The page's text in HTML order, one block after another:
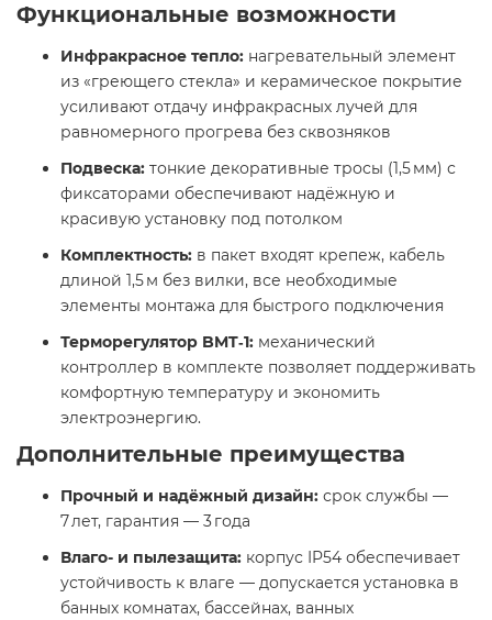
Функциональные возможности
Инфракрасное тепло: нагревательный элемент
из «греющего стекла» и керамическое покрытие
усиливают отдачу инфракрасных лучей для
равномерного прогрева без сквозняков
Подвеска: тонкие декоративные тросы (1,5 мм) с
фиксаторами обеспечивают надёжную и
красивую установку под потолком
Комплектность: в пакет входят крепеж, кабель
длиной 1,5 м без вилки, все необходимые
элементы монтажа для быстрого подключения
Терморегулятор BMT‑1: механический
контроллер в комплекте позволяет поддерживать
комфортную температуру и экономить
электроэнергию.
Дополнительные преимущества
Прочный и надёжный дизайн: срок службы —
7 лет, гарантия — 3 года
Влаго- и пылезащита: корпус IP54 обеспечивает
устойчивость к влаге — допускается установка в
банных комнатах, бассейнах, ванных